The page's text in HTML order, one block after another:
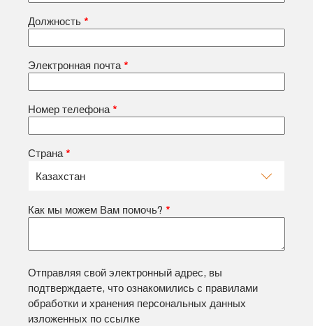
Должность *
Электронная почта *
Номер телефона *
Страна *
Как мы можем Вам помочь? *
Отправляя свой электронный адрес, вы
подтверждаете, что ознакомились с правилами
обработки и хранения персональных данных
изложенных по ссылке